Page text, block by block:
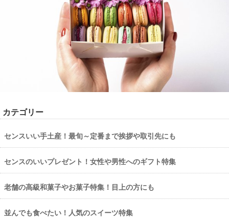
カテゴリー
センスいい手土産！最旬～定番まで挨拶や取引先にも
センスのいいプレゼント！女性や男性へのギフト特集
老舗の高級和菓子やお菓子特集！目上の方にも
並んでも食べたい！人気のスイーツ特集